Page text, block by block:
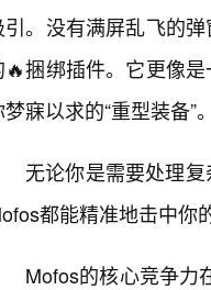
引。没有满屏乱飞的
🔥捆绑插件。它更像
寐以求的“重型装备”。
无论你是需要处理
都能精准地击中你
Mofos的核心竞争力